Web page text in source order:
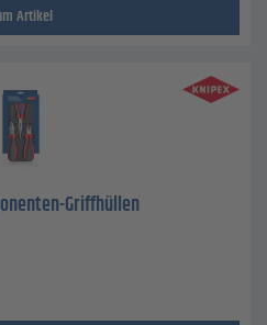
Artikel
Griffhüllen